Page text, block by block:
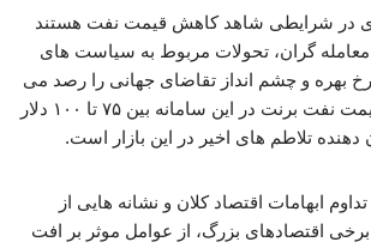
در شرایطی شاهد کاهش قیمت نفت هستند
معامله گران، تحولات مربوط به سیاست های
بهره و چشم انداز تقاضای جهانی را رصد می
کنند. دامنه نوسان قیمت نفت برنت در این سامانه بین ۷۵ تا ۱۰۰ دلار
تلاطم های اخیر در این بازار است.
ابهامات اقتصاد کلان و نشانه هایی از
اقتصادهای بزرگ، از عوامل موثر بر افت